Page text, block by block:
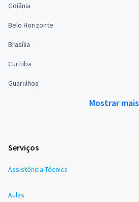
Goiânia
Belo Horizonte
Brasília
Curitiba
Guarulhos
Mostrar mais
Serviços
Assistência Técnica
Aulas